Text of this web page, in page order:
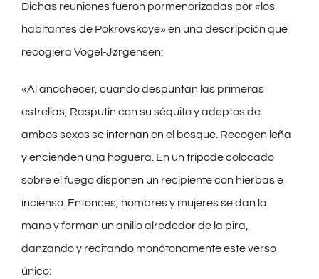
Dichas reuniones fueron pormenorizadas por «los
habitantes de Pokrovskoye» en una descripción que
recogiera Vogel-Jørgensen:
«Al anochecer, cuando despuntan las primeras
estrellas, Rasputín con su séquito y adeptos de
ambos sexos se internan en el bosque. Recogen leña
y encienden una hoguera. En un trípode colocado
sobre el fuego disponen un recipiente con hierbas e
incienso. Entonces, hombres y mujeres se dan la
mano y forman un anillo alrededor de la pira,
danzando y recitando monótonamente este verso
único: